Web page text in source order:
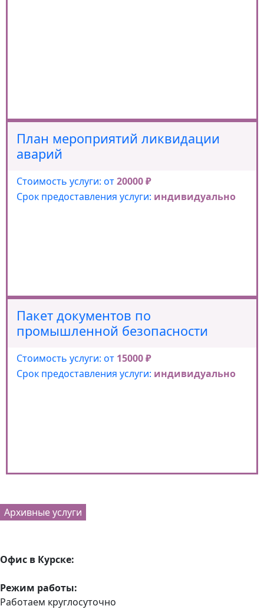
План мероприятий ликвидации
аварий
Стоимость услуги: от20000 ₽
Срок предоставления услуги: индивидуально
Пакет документов по
промышленной безопасности
Стоимость услуги: от 15000 ₽
Срок предоставления услуги: индивидуально
Архивные услуги
Офис в Курске:
Режим работы:
Работаем круглосуточно